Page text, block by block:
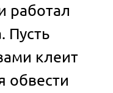
работал
Пусть
клеит
обвести